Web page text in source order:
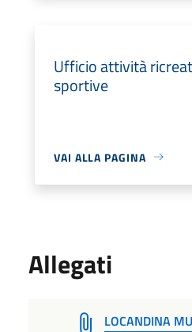
Ufficio attività
sportive
VAI ALLA PAGINA
Allegati
LOCANDINA